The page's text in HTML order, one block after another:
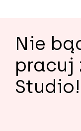
Nie
pracuj
Studio!